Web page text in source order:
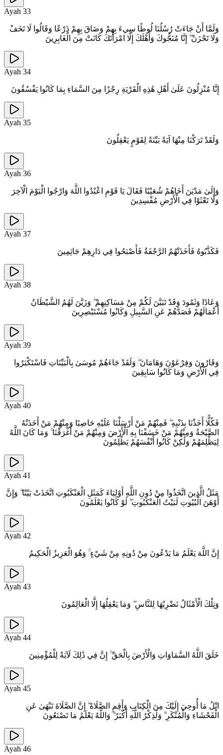
Ayah 33
وَلَمَّا أَنْ جَاءَتْ رُسُلُنَا لُوطًا سِيءَ بِهِمْ وَضَاقَ بِهِمْ ذَرْعًا وَقَالُوا لَا تَخَفْ
وَلَا تَحْزَنْ ۖ إِنَّا مُنَجُّوكَ وَأَهْلَكَ إِلَّا امْرَأَتَكَ كَانَتْ مِنَ الْغَابِرِينَ
Ayah 34
إِنَّا مُنْزِلُونَ عَلَىٰ أَهْلِ هَٰذِهِ الْقَرْيَةِ رِجْزًا مِنَ السَّمَاءِ بِمَا كَانُوا يَفْسُقُونَ
Ayah 35
وَلَقَدْ تَرَكْنَا مِنْهَا آيَةً بَيِّنَةً لِقَوْمٍ يَعْقِلُونَ
Ayah 36
وَإِلَىٰ مَدْيَنَ أَخَاهُمْ شُعَيْبًا فَقَالَ يَا قَوْمِ اعْبُدُوا اللَّهَ وَارْجُوا الْيَوْمَ الْآخِرَ
وَلَا تَعْثَوْا فِي الْأَرْضِ مُفْسِدِينَ
Ayah 37
فَكَذَّبُوهُ فَأَخَذَتْهُمُ الرَّجْفَةُ فَأَصْبَحُوا فِي دَارِهِمْ جَاثِمِينَ
Ayah 38
وَعَادًا وَثَمُودَ وَقَدْ تَبَيَّنَ لَكُمْ مِنْ مَسَاكِنِهِمْ ۖ وَزَيَّنَ لَهُمُ الشَّيْطَانُ
أَعْمَالَهُمْ فَصَدَّهُمْ عَنِ السَّبِيلِ وَكَانُوا مُسْتَبْصِرِينَ
Ayah 39
وَقَارُونَ وَفِرْعَوْنَ وَهَامَانَ ۖ وَلَقَدْ جَاءَهُمْ مُوسَىٰ بِالْبَيِّنَاتِ فَاسْتَكْبَرُوا
فِي الْأَرْضِ وَمَا كَانُوا سَابِقِينَ
Ayah 40
فَكُلًّا أَخَذْنَا بِذَنْبِهِ ۖ فَمِنْهُمْ مَنْ أَرْسَلْنَا عَلَيْهِ حَاصِبًا وَمِنْهُمْ مَنْ أَخَذَتْهُ
الصَّيْحَةُ وَمِنْهُمْ مَنْ خَسَفْنَا بِهِ الْأَرْضَ وَمِنْهُمْ مَنْ أَغْرَقْنَا ۚ وَمَا كَانَ اللَّهُ
لِيَظْلِمَهُمْ وَلَٰكِنْ كَانُوا أَنْفُسَهُمْ يَظْلِمُونَ
Ayah 41
مَثَلُ الَّذِينَ اتَّخَذُوا مِنْ دُونِ اللَّهِ أَوْلِيَاءَ كَمَثَلِ الْعَنْكَبُوتِ اتَّخَذَتْ بَيْتًا ۖ وَإِنَّ
أَوْهَنَ الْبُيُوتِ لَبَيْتُ الْعَنْكَبُوتِ ۖ لَوْ كَانُوا يَعْلَمُونَ
Ayah 42
إِنَّ اللَّهَ يَعْلَمُ مَا يَدْعُونَ مِنْ دُونِهِ مِنْ شَيْءٍ ۚ وَهُوَ الْعَزِيزُ الْحَكِيمُ
Ayah 43
وَتِلْكَ الْأَمْثَالُ نَضْرِبُهَا لِلنَّاسِ ۖ وَمَا يَعْقِلُهَا إِلَّا الْعَالِمُونَ
Ayah 44
خَلَقَ اللَّهُ السَّمَاوَاتِ وَالْأَرْضَ بِالْحَقِّ ۚ إِنَّ فِي ذَٰلِكَ لَآيَةً لِلْمُؤْمِنِينَ
Ayah 45
اتْلُ مَا أُوحِيَ إِلَيْكَ مِنَ الْكِتَابِ وَأَقِمِ الصَّلَاةَ ۖ إِنَّ الصَّلَاةَ تَنْهَىٰ عَنِ
الْفَحْشَاءِ وَالْمُنْكَرِ ۗ وَلَذِكْرُ اللَّهِ أَكْبَرُ ۗ وَاللَّهُ يَعْلَمُ مَا تَصْنَعُونَ
Ayah 46